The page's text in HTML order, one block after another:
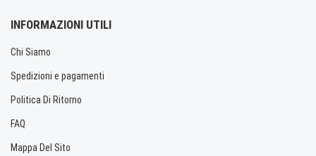
INFORMAZIONI UTILI
Chi Siamo
Spedizioni e pagamenti
Politica Di Ritorno
FAQ
Mappa Del Sito